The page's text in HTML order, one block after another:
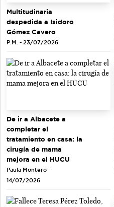
Multitudinaria
despedida a Isidoro
Gómez Cavero
P.M. - 23/07/2026
De ir a Albacete a
completar el
tratamiento en casa: la
cirugía de mama
mejora en el HUCU
Paula Montero -
14/07/2026